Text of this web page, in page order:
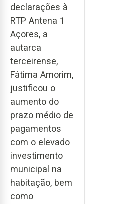
declarações à
RTP Antena 1
Açores, a
autarca
terceirense,
Fátima Amorim,
justificou o
aumento do
prazo médio de
pagamentos
com o elevado
investimento
municipal na
habitação, bem
como